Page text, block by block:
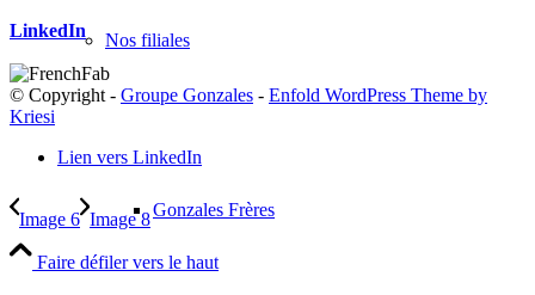
Nos filiales
Gonzales Frères
LinkedIn
© Copyright - Groupe Gonzales - Enfold WordPress Theme by
Kriesi
Lien vers LinkedIn
Image 6 Image 8
Faire défiler vers le haut